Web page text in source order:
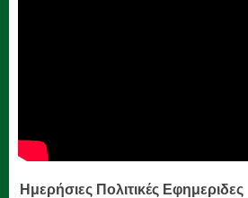
Ημερήσιες Πολιτικές Εφημεριδες